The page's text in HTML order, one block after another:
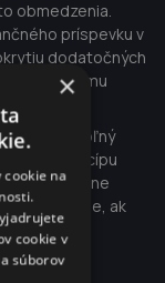
obmedzenia.
príspevku v
dodatočných
programu
práva na voľný
princípu
legitímne
v prípade, ak
záujmu
osôb.
×
cookie na
cookie v
súborov